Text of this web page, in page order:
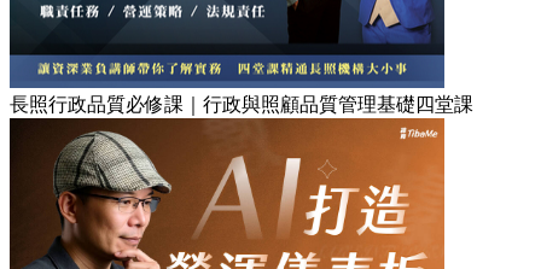
長照行政品質必修課｜行政與照顧品質管理基礎四堂課